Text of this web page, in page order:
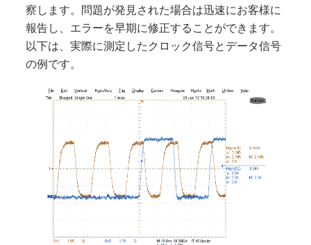
察します。問題が発見された場合は迅速にお客様に
報告し、エラーを早期に修正することができます。
以下は、実際に測定したクロック信号とデータ信号
の例です。